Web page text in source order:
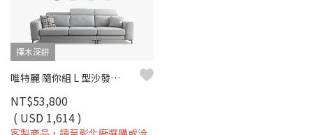
擇木深耕
唯特麗 隨你組 L 型沙發｜涼感布 × 高密度彈力坐墊 × 十年骨架保固 – 擇木深耕系列
NT$53,800
( USD 1,614 )